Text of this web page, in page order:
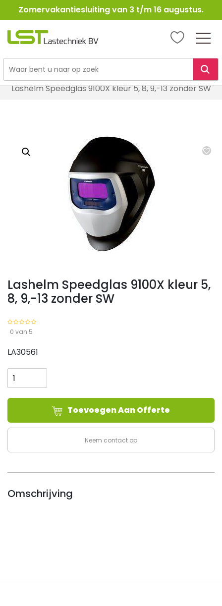
Ga
naar
Zomervakantiesluiting van 3 t/m 16 augustus.
LST
Lasbescherming
Lashelm Speedglas 9100X kleur 5, 8, 9,-13 zonder SW
Lashelm Speedglas 9100X kleur 5,
8, 9,-13 zonder SW
0 van 5
LA30561
Speedglas
9100X
kleur
8,
aantal
Toevoegen Aan Offerte
Neem contact op
Omschrijving